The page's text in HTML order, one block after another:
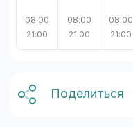
08:00
21:00
08:00
21:00
08:00
21:00
Поделиться